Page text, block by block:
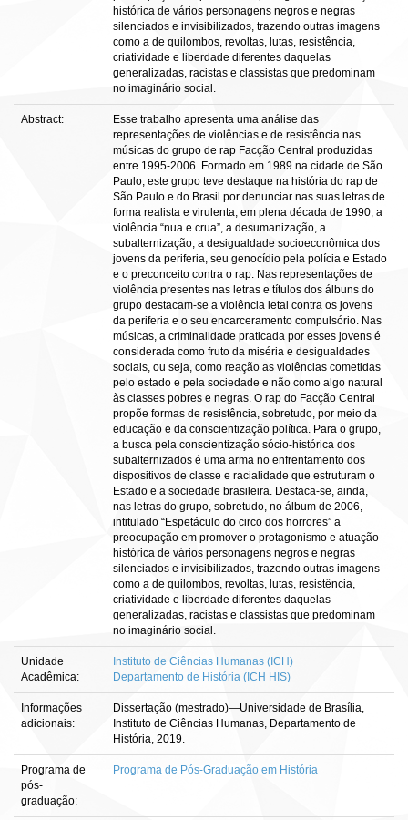
histórica de vários personagens negros e negras
silenciados e invisibilizados, trazendo outras imagens
como a de quilombos, revoltas, lutas, resistência,
criatividade e liberdade diferentes daquelas
generalizadas, racistas e classistas que predominam
no imaginário social.
Abstract:
Esse trabalho apresenta uma análise das
representações de violências e de resistência nas
músicas do grupo de rap Facção Central produzidas
entre 1995-2006. Formado em 1989 na cidade de São
Paulo, este grupo teve destaque na história do rap de
São Paulo e do Brasil por denunciar nas suas letras de
forma realista e virulenta, em plena década de 1990, a
violência “nua e crua”, a desumanização, a
subalternização, a desigualdade socioeconômica dos
jovens da periferia, seu genocídio pela polícia e Estado
e o preconceito contra o rap. Nas representações de
violência presentes nas letras e títulos dos álbuns do
grupo destacam-se a violência letal contra os jovens
da periferia e o seu encarceramento compulsório. Nas
músicas, a criminalidade praticada por esses jovens é
considerada como fruto da miséria e desigualdades
sociais, ou seja, como reação as violências cometidas
pelo estado e pela sociedade e não como algo natural
às classes pobres e negras. O rap do Facção Central
propõe formas de resistência, sobretudo, por meio da
educação e da conscientização política. Para o grupo,
a busca pela conscientização sócio-histórica dos
subalternizados é uma arma no enfrentamento dos
dispositivos de classe e racialidade que estruturam o
Estado e a sociedade brasileira. Destaca-se, ainda,
nas letras do grupo, sobretudo, no álbum de 2006,
intitulado “Espetáculo do circo dos horrores” a
preocupação em promover o protagonismo e atuação
histórica de vários personagens negros e negras
silenciados e invisibilizados, trazendo outras imagens
como a de quilombos, revoltas, lutas, resistência,
criatividade e liberdade diferentes daquelas
generalizadas, racistas e classistas que predominam
no imaginário social.
Unidade
Acadêmica:
Instituto de Ciências Humanas (ICH)
Departamento de História (ICH HIS)
Informações
adicionais:
Dissertação (mestrado)—Universidade de Brasília,
Instituto de Ciências Humanas, Departamento de
História, 2019.
Programa de
pós-
graduação:
Programa de Pós-Graduação em História